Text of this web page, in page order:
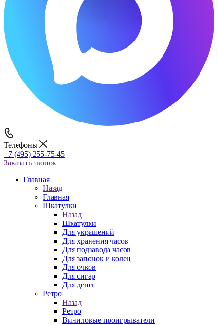
Телефоны
+7 (495) 255-75-45
Заказать звонок
Главная
Назад
Главная
Шкатулки
Назад
Шкатулки
Для украшений
Для хранения часов
Для подзавода часов
Для запонок и колец
Для очков
Для сигар
Для денег
Ретро
Назад
Ретро
Виниловые проигрыватели